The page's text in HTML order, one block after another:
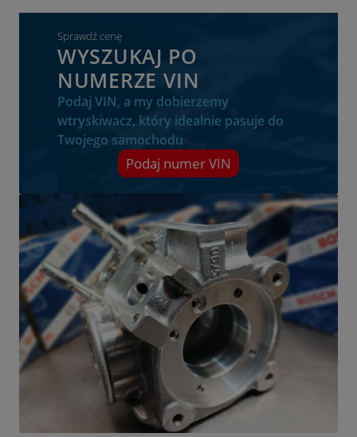
Sprawdź cenę
WYSZUKAJ PO
NUMERZE VIN
Podaj VIN, a my dobierzemy
wtryskiwacz, który idealnie pasuje do
Twojego samochodu
Podaj numer VIN